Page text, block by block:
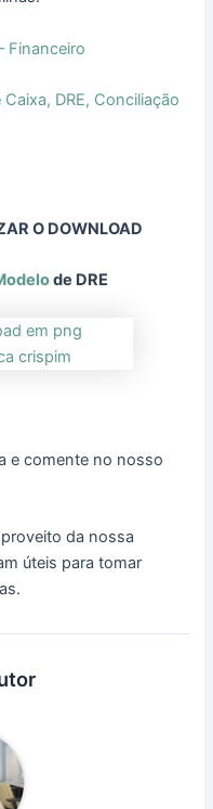
Financeiro
DRE, Conciliação
O DOWNLOAD
de DRE
e comente no nosso
da nossa
úteis para tomar